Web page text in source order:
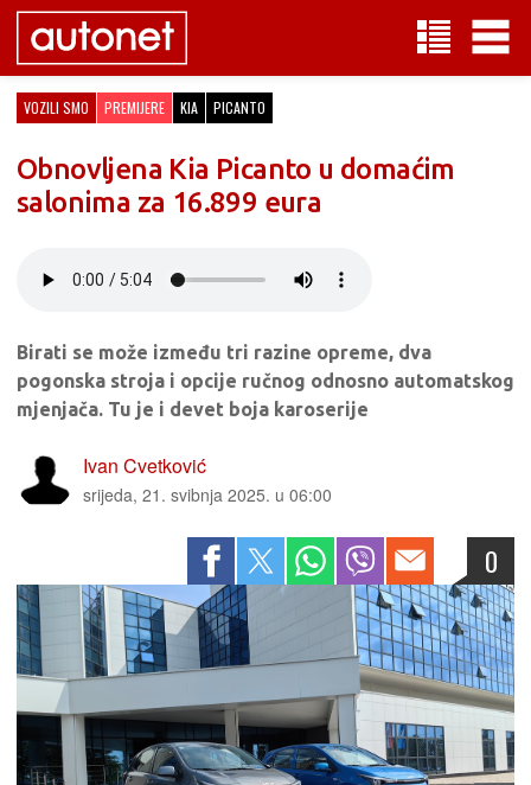
VOZILI SMO PREMIJERE KIA PICANTO
Obnovljena Kia Picanto u domaćim
salonima za 16.899 eura
Birati se može između tri razine opreme, dva
pogonska stroja i opcije ručnog odnosno automatskog
mjenjača. Tu je i devet boja karoserije
Ivan Cvetković
srijeda, 21. svibnja 2025. u 06:00
0